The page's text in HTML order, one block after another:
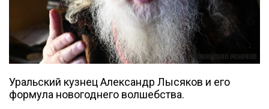
показывать
во
Уральский кузнец Александр Лысяков и его
формула новогоднего волшебства.